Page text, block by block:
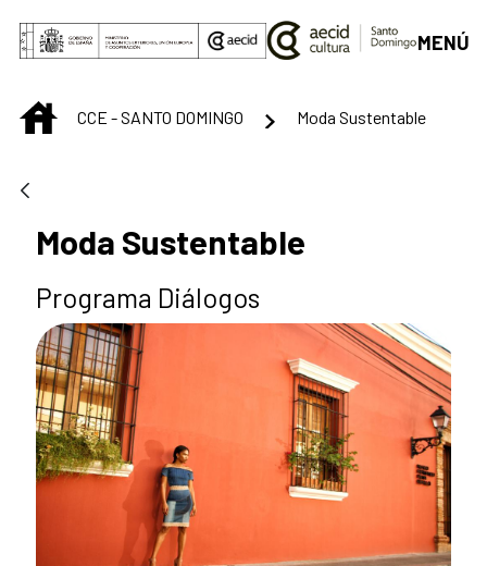
Saltar al contenido principal
MENÚ
INICIOCCE - SANTO DOMINGO Moda Sustentable
Moda Sustentable
Programa Diálogos